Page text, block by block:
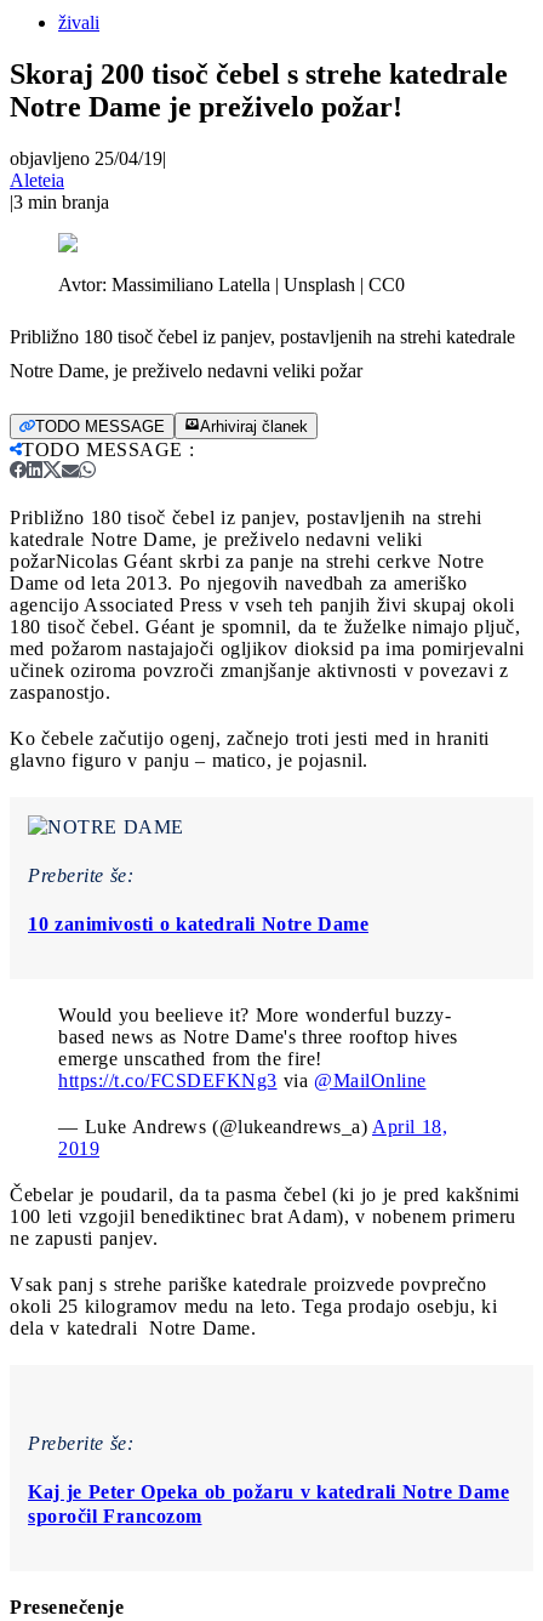
živali
Skoraj 200 tisoč čebel s strehe katedrale
Notre Dame je preživelo požar!
objavljeno 25/04/19|
Aleteia
|3 min branja
Avtor: Massimiliano Latella | Unsplash | CC0
Približno 180 tisoč čebel iz panjev, postavljenih na strehi katedrale
Notre Dame, je preživelo nedavni veliki požar
TODO MESSAGE Arhiviraj članek
TODO MESSAGE :
Približno 180 tisoč čebel iz panjev, postavljenih na strehi
katedrale Notre Dame, je preživelo nedavni veliki
požarNicolas Géant skrbi za panje na strehi cerkve Notre
Dame od leta 2013. Po njegovih navedbah za ameriško
agencijo Associated Press v vseh teh panjih živi skupaj okoli
180 tisoč čebel. Géant je spomnil, da te žuželke nimajo pljuč,
med požarom nastajajoči ogljikov dioksid pa ima pomirjevalni
učinek oziroma povzroči zmanjšanje aktivnosti v povezavi z
zaspanostjo.
Ko čebele začutijo ogenj, začnejo troti jesti med in hraniti
glavno figuro v panju – matico, je pojasnil.
Preberite še:
10 zanimivosti o katedrali Notre Dame
Would you beelieve it? More wonderful buzzy-
based news as Notre Dame's three rooftop hives
emerge unscathed from the fire!
https://t.co/FCSDEFKNg3 via @MailOnline
— Luke Andrews (@lukeandrews_a) April 18,
2019
Čebelar je poudaril, da ta pasma čebel (ki jo je pred kakšnimi
100 leti vzgojil benediktinec brat Adam), v nobenem primeru
ne zapusti panjev.
Vsak panj s strehe pariške katedrale proizvede povprečno
okoli 25 kilogramov medu na leto. Tega prodajo osebju, ki
dela v katedrali Notre Dame.
Preberite še:
Kaj je Peter Opeka ob požaru v katedrali Notre Dame
sporočil Francozom
Presenečenje